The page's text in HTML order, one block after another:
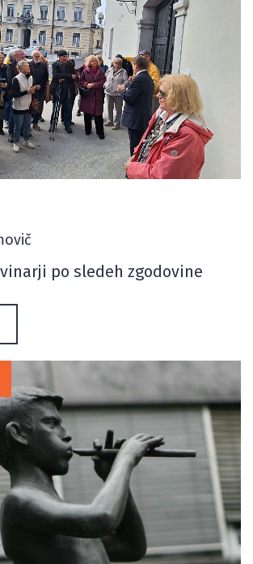
po sledeh zgodovine